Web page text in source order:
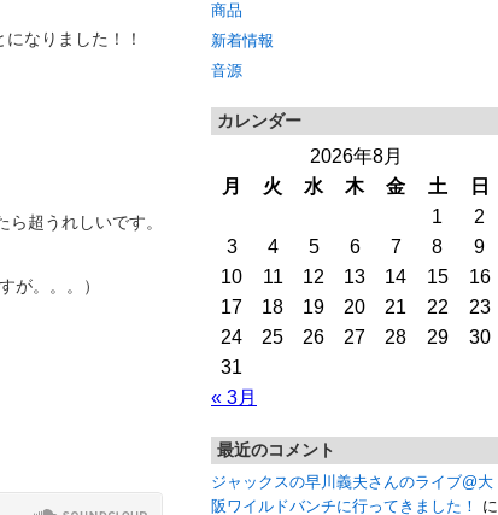
になりました！！
超うれしいです。
が。。。）
商品
新着情報
音源
カレンダー
2026年8月
月
火 水 木 金 土
日
1
2
3
4 5 6 7 8
9
10
11 12 13 14 15
16
17
18 19 20 21 22
23
24
25 26 27 28 29
30
31
« 3月
最近のコメント
ジャックスの早川義夫さんのライブ@大
阪ワイルドバンチに行ってきました！
に